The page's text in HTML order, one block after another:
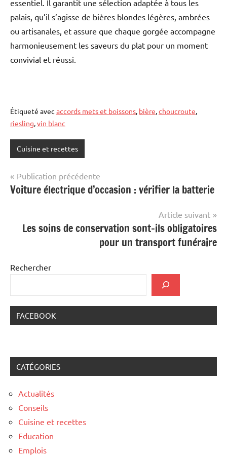
essentiel. Il garantit une sélection adaptée à tous les
palais, qu’il s’agisse de bières blondes légères, ambrées
ou artisanales, et assure que chaque gorgée accompagne
harmonieusement les saveurs du plat pour un moment
convivial et réussi.
Étiqueté avec accords mets et boissons, bière,choucroute,
riesling,vin blanc
Cuisine et recettes
Navigation
de
Publication précédente
Voiture électrique d’occasion : vérifier la batterie
Article suivant
Les soins de conservation sont-ils obligatoires
pour un transport funéraire
Rechercher
FACEBOOK
CATÉGORIES
Actualités
Conseils
Cuisine et recettes
Education
Emplois